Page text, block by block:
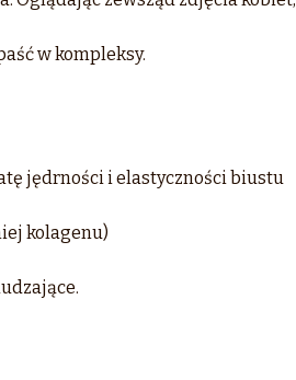
w kompleksy.
jędrności i elastyczności biustu
kolagenu)